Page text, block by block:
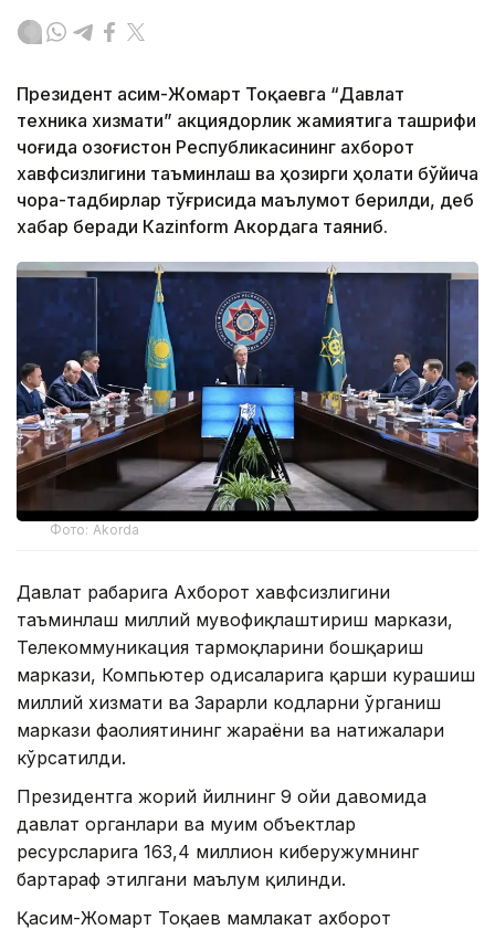
Президент Қасим-Жомарт Тоқаевга “Давлат
техника хизмати” акциядорлик жамиятига ташрифи
чоғида Қозоғистон Республикасининг ахборот
хавфсизлигини таъминлаш ва ҳозирги ҳолати бўйича
чора-тадбирлар тўғрисида маълумот берилди, деб
хабар беради Каzinform Акордага таяниб.
Фото: Akorda
Давлат раҳбарига Ахборот хавфсизлигини
таъминлаш миллий мувофиқлаштириш маркази,
Телекоммуникация тармоқларини бошқариш
маркази, Компьютер ҳодисаларига қарши курашиш
миллий хизмати ва Зарарли кодларни ўрганиш
маркази фаолиятининг жараёни ва натижалари
кўрсатилди.
Президентга жорий йилнинг 9 ойи давомида
давлат органлари ва муҳим объектлар
ресурсларига 163,4 миллион киберҳужумнинг
бартараф этилгани маълум қилинди.
Қасим-Жомарт Тоқаев мамлакат ахборот